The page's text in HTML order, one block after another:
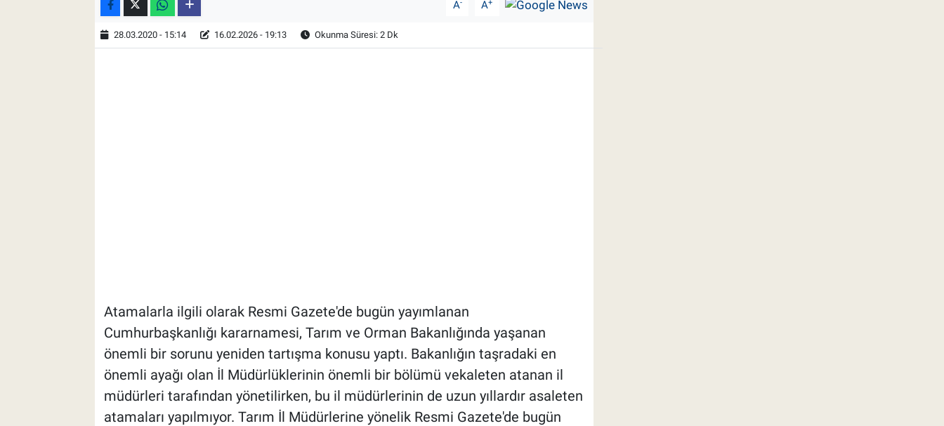
A- A+
28.03.2020 - 15:14 16.02.2026 - 19:13 Okunma Süresi: 2 Dk
Atamalarla ilgili olarak Resmi Gazete'de bugün yayımlanan
Cumhurbaşkanlığı kararnamesi, Tarım ve Orman Bakanlığında yaşanan
önemli bir sorunu yeniden tartışma konusu yaptı. Bakanlığın taşradaki en
önemli ayağı olan İl Müdürlüklerinin önemli bir bölümü vekaleten atanan il
müdürleri tarafından yönetilirken, bu il müdürlerinin de uzun yıllardır asaleten
atamaları yapılmıyor. Tarım İl Müdürlerine yönelik Resmi Gazete'de bugün